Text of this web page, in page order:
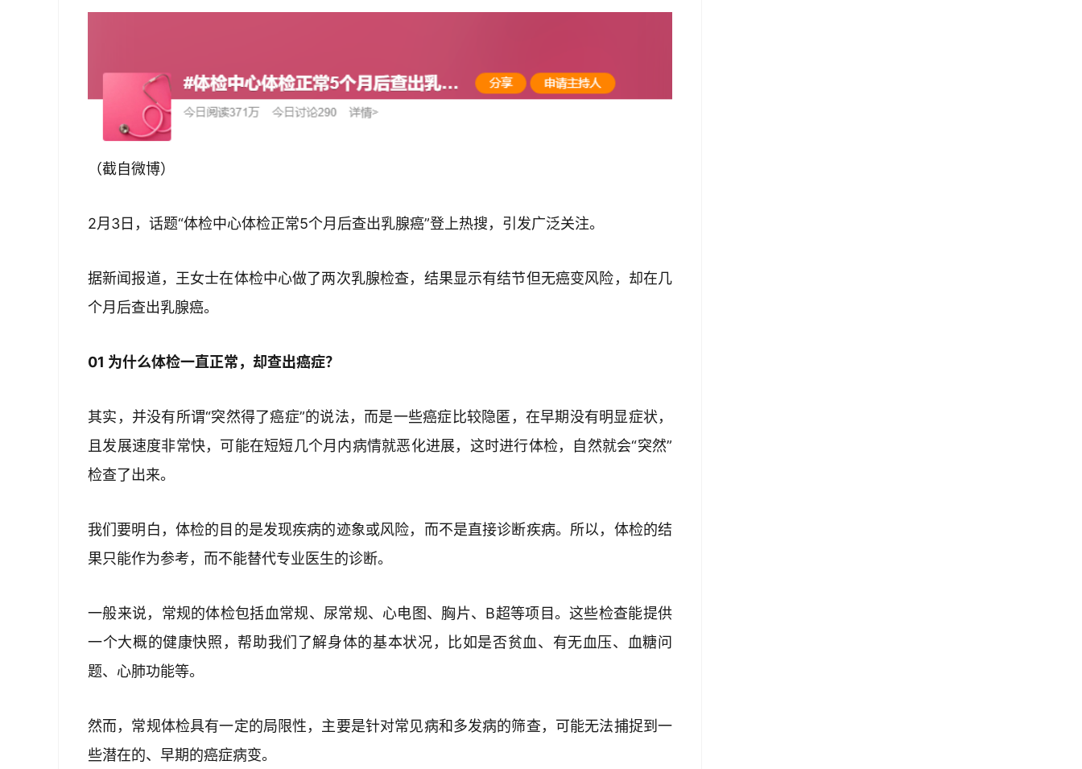
（截自微博）
2月3日，话题“体检中心体检正常5个月后查出乳腺癌”登上热搜，引发广泛关注。
据新闻报道，王女士在体检中心做了两次乳腺检查，结果显示有结节但无癌变风险，却在几
个月后查出乳腺癌。
01 为什么体检一直正常，却查出癌症？
其实，并没有所谓“突然得了癌症”的说法，而是一些癌症比较隐匿，在早期没有明显症状，
且发展速度非常快，可能在短短几个月内病情就恶化进展，这时进行体检，自然就会“突然”
检查了出来。
我们要明白，体检的目的是发现疾病的迹象或风险，而不是直接诊断疾病。所以，体检的结
果只能作为参考，而不能替代专业医生的诊断。
一般来说，常规的体检包括血常规、尿常规、心电图、胸片、B超等项目。这些检查能提供
一个大概的健康快照，帮助我们了解身体的基本状况，比如是否贫血、有无血压、血糖问
题、心肺功能等。
然而，常规体检具有一定的局限性，主要是针对常见病和多发病的筛查，可能无法捕捉到一
些潜在的、早期的癌症病变。